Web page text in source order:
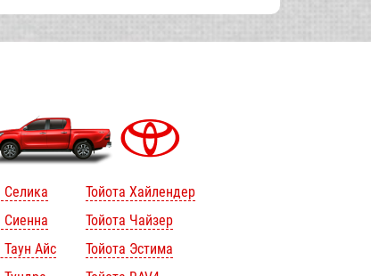
Селика
Сиенна
Таун Айс
Тойота Хайлендер
Тойота Чайзер
Тойота Эстима